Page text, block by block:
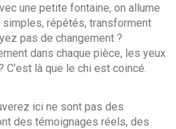
une petite fontaine, on allume
répétés, transforment
pas de changement ?
dans chaque pièce, les yeux
C’est là que le chi est coincé.
ici ne sont pas des
des témoignages réels, des